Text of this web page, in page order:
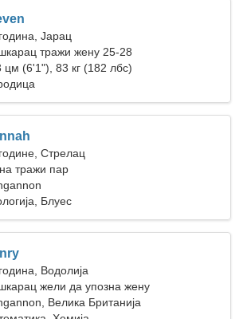
Јарац
тражи жену 25-28
цм (6'1"), 83 кг (182 лбс)
Стрелац
тражи пар
Блуес
Водолија
жели да упозна жену
Велика Британија